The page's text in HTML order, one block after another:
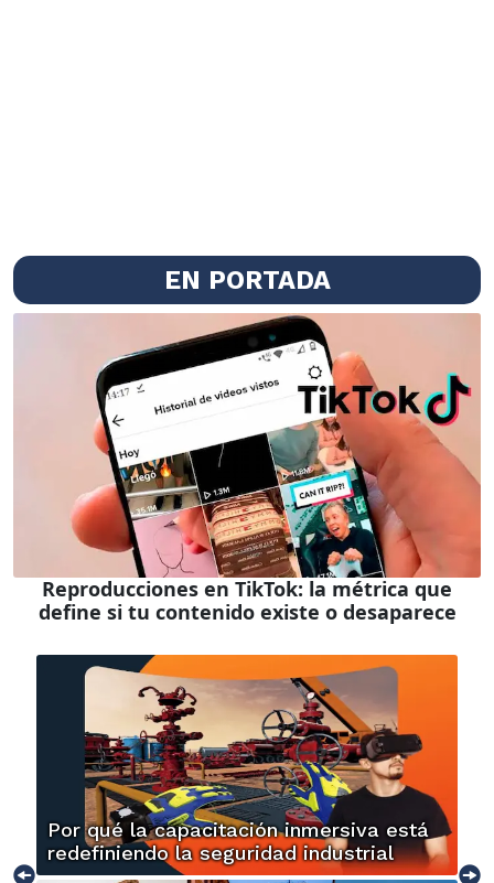
EN PORTADA
Reproducciones en TikTok: la métrica que
define si tu contenido existe o desaparece
Por qué la capacitación inmersiva está
redefiniendo la seguridad industrial